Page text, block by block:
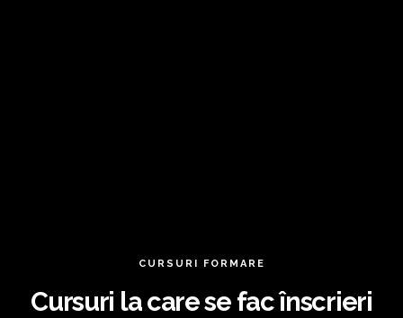
CURSURI FORMARE
Cursuri la care se fac înscrieri